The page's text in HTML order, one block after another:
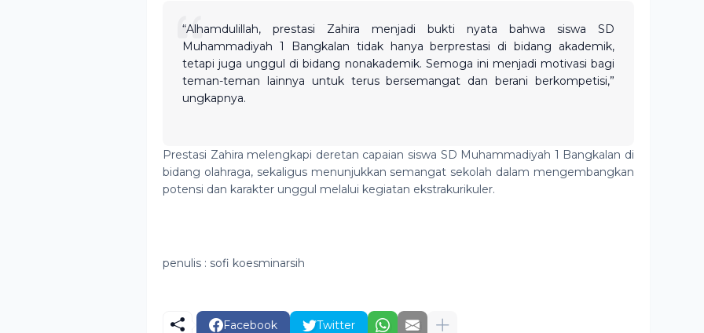
“Alhamdulillah, prestasi Zahira menjadi bukti nyata bahwa siswa SD
Muhammadiyah 1 Bangkalan tidak hanya berprestasi di bidang akademik,
tetapi juga unggul di bidang nonakademik. Semoga ini menjadi motivasi bagi
teman-teman lainnya untuk terus bersemangat dan berani berkompetisi,”
ungkapnya.
Prestasi Zahira melengkapi deretan capaian siswa SD Muhammadiyah 1 Bangkalan di
bidang olahraga, sekaligus menunjukkan semangat sekolah dalam mengembangkan
potensi dan karakter unggul melalui kegiatan ekstrakurikuler.
penulis : sofi koesminarsih
Facebook Twitter